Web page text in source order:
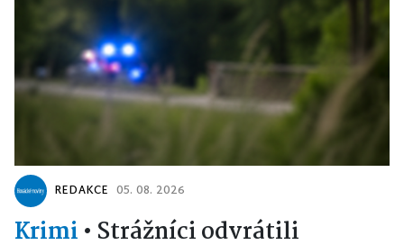
REDAKCE 05. 08. 2026
Krimi • Strážníci odvrátili